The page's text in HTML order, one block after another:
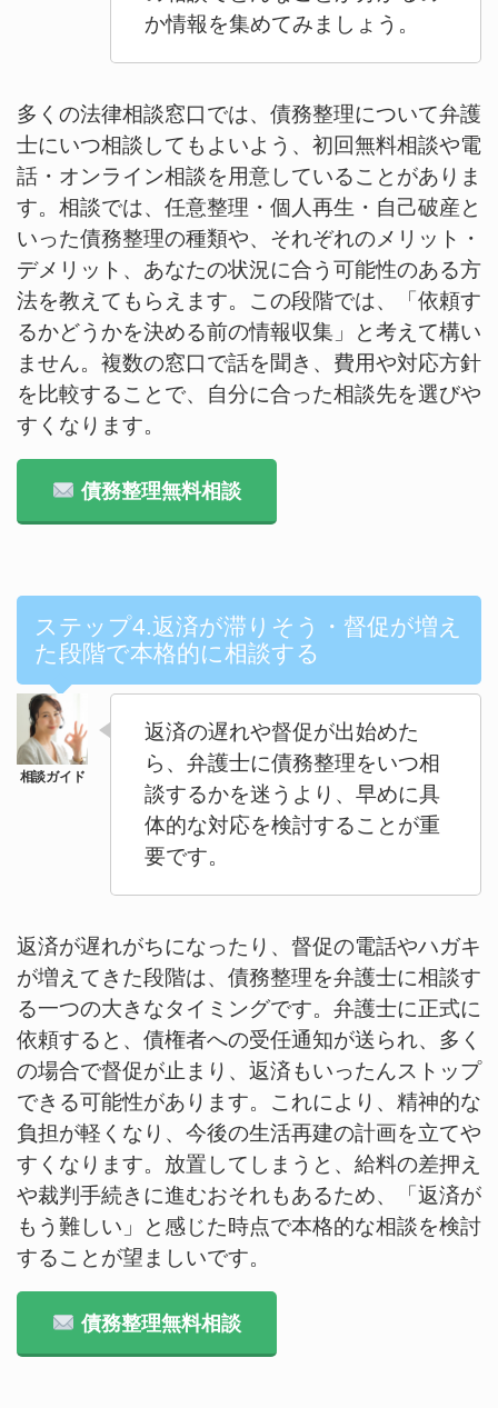
か情報を集めてみましょう。
多くの法律相談窓口では、債務整理について弁護
士にいつ相談してもよいよう、初回無料相談や電
話・オンライン相談を用意していることがありま
す。相談では、任意整理・個人再生・自己破産と
いった債務整理の種類や、それぞれのメリット・
デメリット、あなたの状況に合う可能性のある方
法を教えてもらえます。この段階では、「依頼す
るかどうかを決める前の情報収集」と考えて構い
ません。複数の窓口で話を聞き、費用や対応方針
を比較することで、自分に合った相談先を選びや
すくなります。
債務整理無料相談
ステップ4.返済が滞りそう・督促が増え
た段階で本格的に相談する
返済の遅れや督促が出始めた
ら、弁護士に債務整理をいつ相
談するかを迷うより、早めに具
体的な対応を検討することが重
要です。
返済が遅れがちになったり、督促の電話やハガキ
が増えてきた段階は、債務整理を弁護士に相談す
る一つの大きなタイミングです。弁護士に正式に
依頼すると、債権者への受任通知が送られ、多く
の場合で督促が止まり、返済もいったんストップ
できる可能性があります。これにより、精神的な
負担が軽くなり、今後の生活再建の計画を立てや
すくなります。放置してしまうと、給料の差押え
や裁判手続きに進むおそれもあるため、「返済が
もう難しい」と感じた時点で本格的な相談を検討
することが望ましいです。
債務整理無料相談